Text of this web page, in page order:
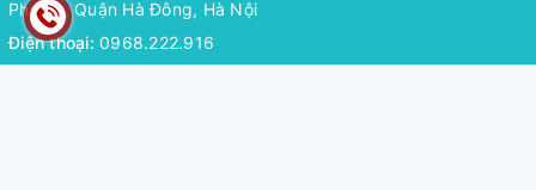
Phú La, Quận Hà Đông, Hà Nội
Điện thoại: 0968.222.916